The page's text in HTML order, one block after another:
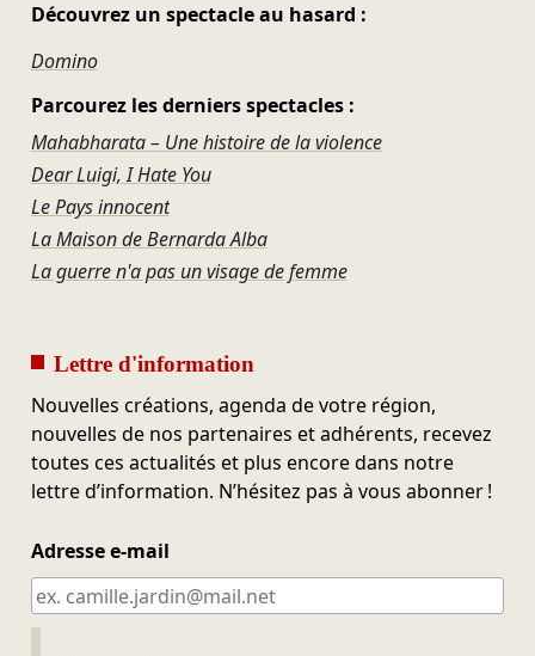
Découvrez un spectacle au hasard :
Domino
Parcourez les derniers spectacles :
Mahabharata – Une histoire de la violence
Dear Luigi, I Hate You
Le Pays innocent
La Maison de Bernarda Alba
La guerre n'a pas un visage de femme
Lettre d'information
Nouvelles créations, agenda de votre région,
nouvelles de nos partenaires et adhérents, recevez
toutes ces actualités et plus encore dans notre
lettre d’information. N’hésitez pas à vous abonner !
Adresse e-mail